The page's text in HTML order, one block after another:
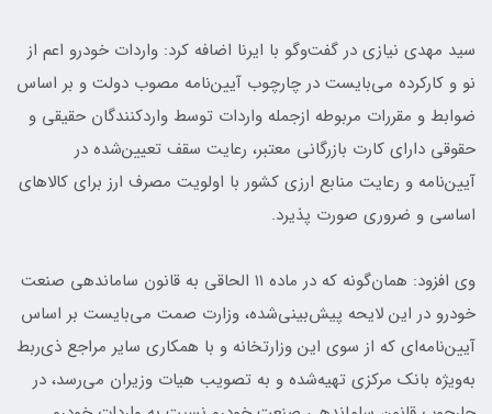
سید مهدی نیازی در گفت‌وگو با ایرنا اضافه کرد: واردات خودرو اعم از
نو و کارکرده می‌بایست در چارچوب آیین‌نامه مصوب دولت و بر اساس
ضوابط و مقررات مربوطه ازجمله واردات توسط واردکنندگان حقیقی و
حقوقی دارای کارت بازرگانی معتبر، رعایت سقف تعیین‌شده در
آیین‌نامه و رعایت منابع ارزی کشور با اولویت مصرف ارز برای کالاهای
اساسی و ضروری صورت پذیرد.
وی افزود: همان‌گونه که در ماده ۱۱ الحاقی به قانون ساماندهی صنعت
خودرو در این لایحه پیش‌بینی‌شده، وزارت صمت می‌بایست بر اساس
آیین‌نامه‌ای که از سوی این وزارتخانه و با همکاری سایر مراجع ذی‌ربط
به‌ویژه بانک مرکزی تهیه‌شده و به تصویب هیات وزیران می‌رسد، در